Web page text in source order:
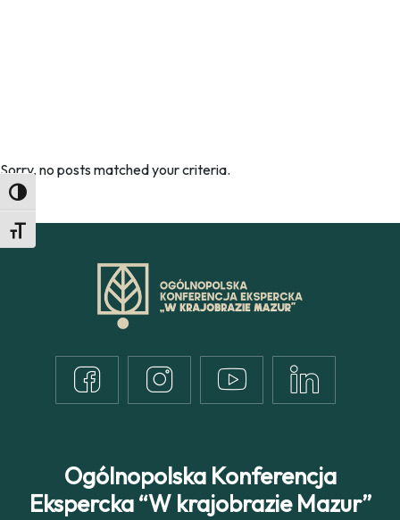
Toggle High Contrast
Toggle Font size
Sorry, no posts matched your criteria.
Ogólnopolska Konferencja
Ekspercka “W krajobrazie Mazur”